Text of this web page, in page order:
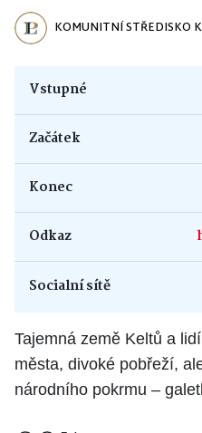
KOMUNITNÍ STŘEDISKO
Vstupné
Začátek
Konec
Odkaz
Socialní sítě
Tajemná země Keltů a
města, divoké pobřeží,
národního pokrmu –